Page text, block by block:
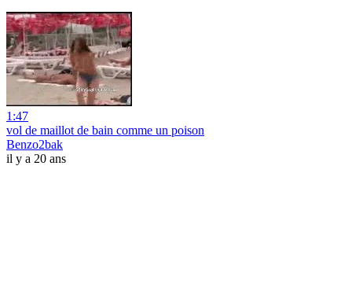
1:47
vol de maillot de bain comme un poison
Benzo2bak
il y a 20 ans